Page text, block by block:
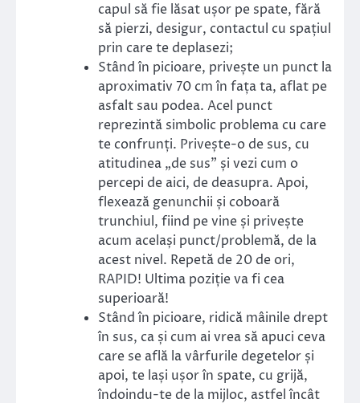
capul să fie lăsat ușor pe spate, fără
să pierzi, desigur, contactul cu spațiul
prin care te deplasezi;
Stând în picioare, privește un punct la
aproximativ 70 cm în fața ta, aflat pe
asfalt sau podea. Acel punct
reprezintă simbolic problema cu care
te confrunți. Privește-o de sus, cu
atitudinea „de sus” și vezi cum o
percepi de aici, de deasupra. Apoi,
flexează genunchii și coboară
trunchiul, fiind pe vine și privește
acum același punct/problemă, de la
acest nivel. Repetă de 20 de ori,
RAPID! Ultima poziție va fi cea
superioară!
Stând în picioare, ridică mâinile drept
în sus, ca și cum ai vrea să apuci ceva
care se află la vârfurile degetelor și
apoi, te lași ușor în spate, cu grijă,
îndoindu-te de la mijloc, astfel încât